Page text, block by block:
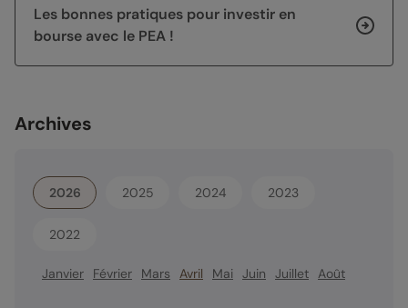
Les bonnes pratiques pour investir en
bourse avec le PEA !
Archives
2026 2025 2024 2023
2022
Janvier Février Mars Avril Mai Juin Juillet Août